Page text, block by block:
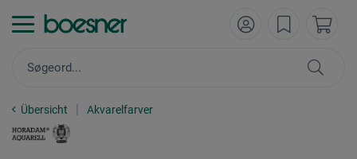
Übersicht Akvarelfarver